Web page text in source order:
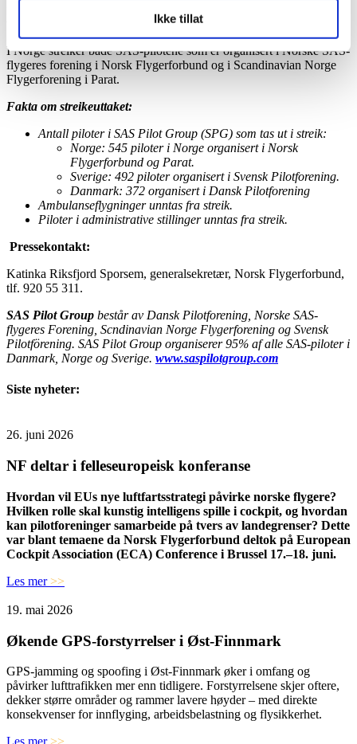
Ikke tillat
vil vi sette oss tilbake til forhandlingsbordet, avslutter Laulund.
I Norge streiker både SAS-pilotene som er organisert i Norske SAS-
flygeres forening i Norsk Flygerforbund og i Scandinavian Norge
Flygerforening i Parat.
Fakta om streikeuttaket:
Antall piloter i SAS Pilot Group (SPG) som tas ut i streik:
Norge: 545 piloter i Norge organisert i Norsk
Flygerforbund og Parat.
Sverige: 492 piloter organisert i Svensk Pilotforening.
Danmark: 372 organisert i Dansk Pilotforening
Ambulanseflygninger unntas fra streik.
Piloter i administrative stillinger unntas fra streik.
Pressekontakt:
Katinka Riksfjord Sporsem, generalsekretær, Norsk Flygerforbund,
tlf. 920 55 311.
SAS Pilot Group består av Dansk Pilotforening, Norske SAS-
flygeres Forening, Scndinavian Norge Flygerforening og Svensk
Pilotförening. SAS Pilot Group organiserer 95% af alle SAS-piloter i
Danmark, Norge og Sverige. www.saspilotgroup.com
Siste nyheter:
26. juni 2026
NF deltar i felleseuropeisk konferanse
Hvordan vil EUs nye luftfartsstrategi påvirke norske flygere?
Hvilken rolle skal kunstig intelligens spille i cockpit, og hvordan
kan pilotforeninger samarbeide på tvers av landegrenser? Dette
var blant temaene da Norsk Flygerforbund deltok på European
Cockpit Association (ECA) Conference i Brussel 17.–18. juni.
Les mer>>
19. mai 2026
Økende GPS-forstyrrelser i Øst-Finnmark
GPS-jamming og spoofing i Øst-Finnmark øker i omfang og
påvirker lufttrafikken mer enn tidligere. Forstyrrelsene skjer oftere,
dekker større områder og rammer lavere høyder – med direkte
konsekvenser for innflyging, arbeidsbelastning og flysikkerhet.